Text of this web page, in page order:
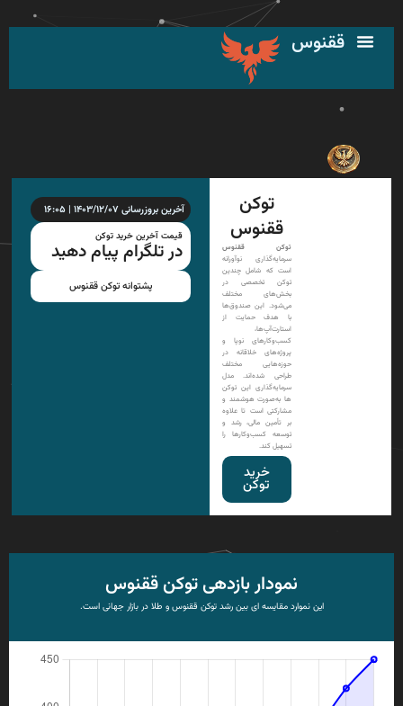
به
ققنوس
خرید
توکن
توکن ققنوس
سرمایه‌گذاری نوآورانه
است که شامل چندین
توکن تخصصی در
بخش‌های مختلف
می‌شود. این صندوق‌ها
با هدف حمایت از
استارت‌آپ‌ها،
کسب‌وکارهای نوپا و
پروژه‌های خلاقانه در
حوزه‌هایی مختلف
طراحی شده‌اند. مدل
سرمایه‌گذاری این توکن
ها به‌صورت هوشمند و
مشارکتی است تا علاوه
بر تأمین مالی، رشد و
توسعه کسب‌وکارها را
تسهیل کند.
توکن
ققنوس
آخرین بروزرسانی ۱۴۰۳/۱۲/۰۷ | ۱۶:۰۵
قیمت آخرین خرید توکن
در تلگرام پیام دهید
پشتوانه توکن ققنوس
نمودار بازدهی توکن ققنوس
این نموارد مقایسه ای بین رشد توکن ققنوس و طلا در بازار جهانی است.